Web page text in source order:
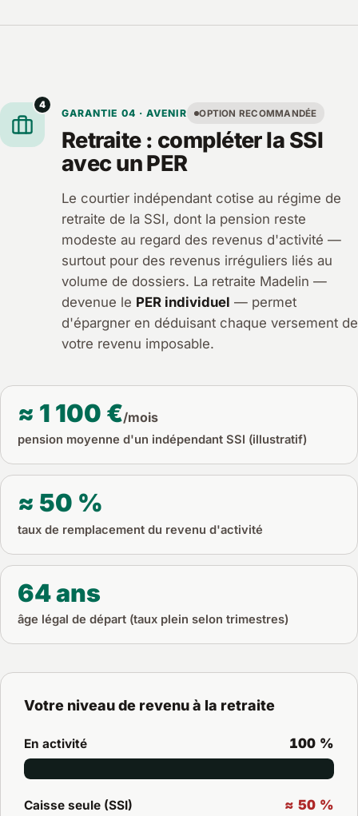
4
GARANTIE 04 · AVENIR OPTION RECOMMANDÉE
Retraite : compléter la SSI
avec un PER
Le courtier indépendant cotise au régime de
retraite de la SSI, dont la pension reste
modeste au regard des revenus d'activité —
surtout pour des revenus irréguliers liés au
volume de dossiers. La retraite Madelin —
devenue le PER individuel — permet
d'épargner en déduisant chaque versement de
votre revenu imposable.
≈ 1 100 €/mois
pension moyenne d'un indépendant SSI (illustratif)
≈ 50 %
taux de remplacement du revenu d'activité
64 ans
âge légal de départ (taux plein selon trimestres)
Votre niveau de revenu à la retraite
En activité 100 %
Caisse seule (SSI) ≈ 50 %